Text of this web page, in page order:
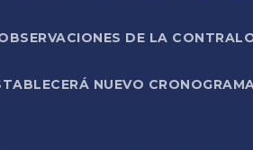
DE LA
NUEVO